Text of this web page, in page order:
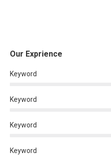
Our Exprience
Keyword
Keyword
Keyword
Keyword